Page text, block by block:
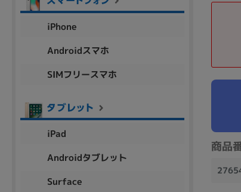
商品
iPhone
Androidスマホ
SIMフリースマホ
iPad
Androidタブレット
Surface
商品シリーズ名・ブランド名の絞り込み。
aspire Inspiron
商品の搭載機能による絞り込み